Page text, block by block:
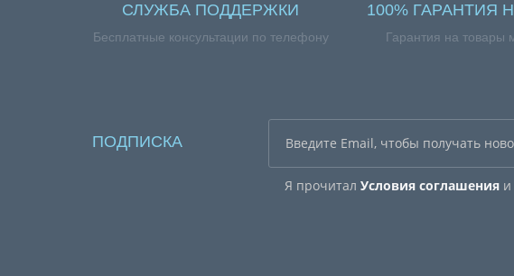
СЛУЖБА ПОДДЕРЖКИ
Бесплатные консультации по телефону
100% ГАРАНТИЯ
Гарантия на товары
ПОДПИСКА
Я прочитал Условия соглашенияи